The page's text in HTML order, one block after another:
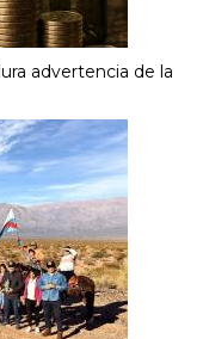
advertencia de la